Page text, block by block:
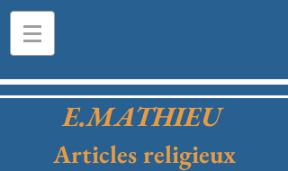
E.MATHIEU
Articles religieux